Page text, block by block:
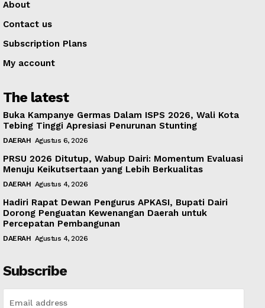
About
Contact us
Subscription Plans
My account
The latest
Buka Kampanye Germas Dalam ISPS 2026, Wali Kota
Tebing Tinggi Apresiasi Penurunan Stunting
DAERAH Agustus 6, 2026
PRSU 2026 Ditutup, Wabup Dairi: Momentum Evaluasi
Menuju Keikutsertaan yang Lebih Berkualitas
DAERAH Agustus 4, 2026
Hadiri Rapat Dewan Pengurus APKASI, Bupati Dairi
Dorong Penguatan Kewenangan Daerah untuk
Percepatan Pembangunan
DAERAH Agustus 4, 2026
Subscribe